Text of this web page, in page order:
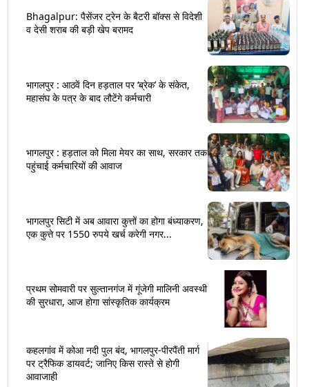
Bhagalpur: पैसेंजर ट्रेन के बैटरी बॉक्स से विदेशी
व देसी शराब की बड़ी खेप बरामद
भागलपुर : आठवें दिन हड़ताल पर ‘ब्रेक’ के संकेत,
महासंघ के पत्र के बाद लौटेंगे कर्मचारी
भागलपुर : हड़ताल को मिला मेयर का साथ, सरकार तक
पहुंचाई कर्मचारियों की आवाज
भागलपुर सिटी में अब आवारा कुत्तों का होगा बंध्याकरण,
एक कुत्ते पर 1550 रुपये खर्च करेगी नगर...
प्रथम सोमवारी पर सुल्तानगंज में गूंजेगी मालिनी अवस्थी
की सुरधारा, आज होगा सांस्कृतिक कार्यक्रम
कहलगांव में कोआ नदी पुल बंद, भागलपुर-पीरपैंती मार्ग
पर ट्रैफिक डायवर्ट; जानिए किस रास्ते से होगी
आवाजाही